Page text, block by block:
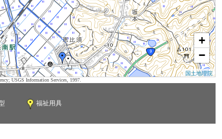
+
−
国土地理院
USGS Information Services, 1997.
福祉用具